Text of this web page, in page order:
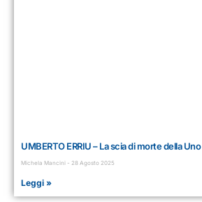
UMBERTO ERRIU – La scia di morte della
Michela Mancini 28 Agosto 2025
Leggi »